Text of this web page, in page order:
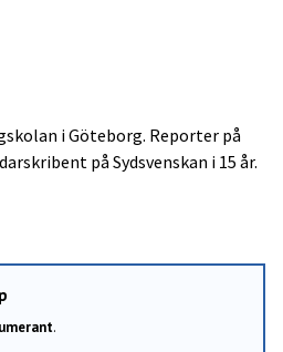
i Göteborg. Reporter på
på Sydsvenskan i 15 år.
.